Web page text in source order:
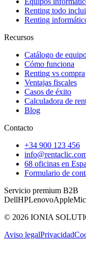
Renting todo
Renting
Recursos
Catálogo de
Cómo funciona
Renting vs compra
Ventajas fiscales
Casos de éxito
Calculadora de
Blog
Contacto
+34 900 123 456
68 oficinas en
Formulario de
Servicio premium B2B
DellHPLenovoApple
© 2026 IONIA
Aviso legalPrivacidad